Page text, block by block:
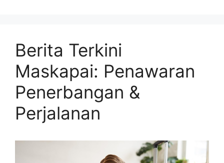
Berita Terkini
Maskapai: Penawaran
Penerbangan &
Perjalanan